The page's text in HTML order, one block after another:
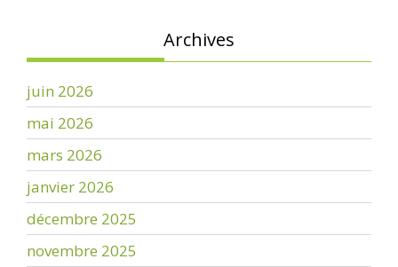
Archives
juin 2026
mai 2026
mars 2026
janvier 2026
décembre 2025
novembre 2025